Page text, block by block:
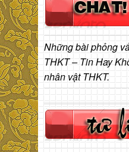
Những bài phỏng
THKT – Tin Hay
nhân vật THKT.